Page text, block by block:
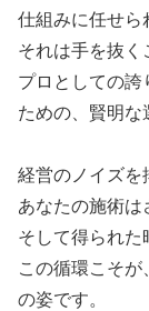
仕組みに任せら
それは手を抜く
プロとしての誇
ための、賢明な
経営のノイズを
あなたの施術は
そして得られた
この循環こそ
の姿です。